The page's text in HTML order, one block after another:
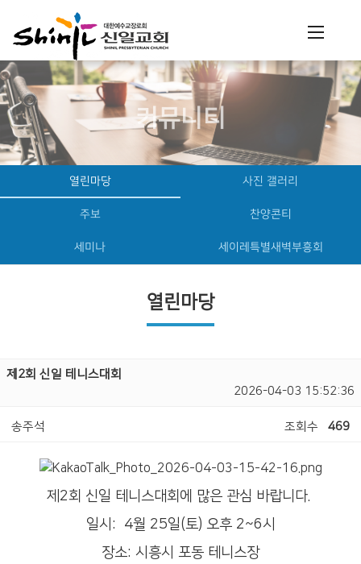
커뮤니티
열린마당 사진 갤러리
주보 찬양콘티
세미나 세이레특별새벽부흥회
열린마당
제2회 신일 테니스대회
2026-04-03 15:52:36
송주석 조회수 469
제2회 신일 테니스대회에 많은 관심 바랍니다.
일시: 4월 25일(토) 오후 2~6시
장소: 시흥시 포동 테니스장